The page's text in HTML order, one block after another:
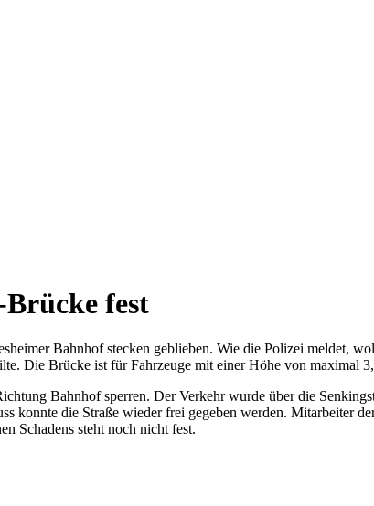
fest
Bahnhof stecken geblieben. Wie die Polizei meldet,
Die Brücke ist für Fahrzeuge mit einer Höhe von maximal
Bahnhof sperren. Der Verkehr wurde über die
konnte die Straße wieder frei gegeben werden. Mitarbeiter
Schadens steht noch nicht fest.